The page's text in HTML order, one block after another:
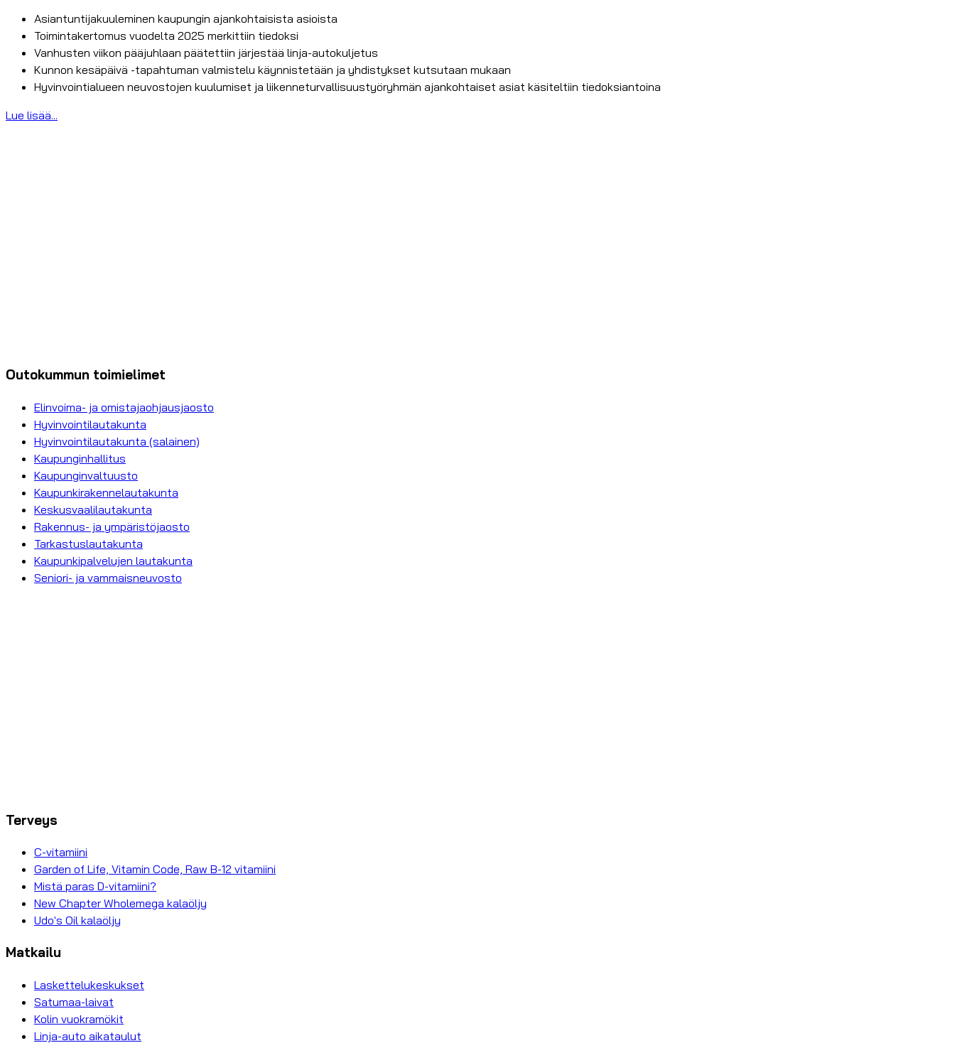
Asiantuntijakuuleminen kaupungin ajankohtaisista asioista
Toimintakertomus vuodelta 2025 merkittiin tiedoksi
Vanhusten viikon pääjuhlaan päätettiin järjestää linja-autokuljetus
Kunnon kesäpäivä -tapahtuman valmistelu käynnistetään ja yhdistykset kutsutaan mukaan
Hyvinvointialueen neuvostojen kuulumiset ja liikenneturvallisuustyöryhmän ajankohtaiset asiat käsiteltiin tiedoksiantoina
Lue lisää...
Outokummun toimielimet
Elinvoima- ja omistajaohjausjaosto
Hyvinvointilautakunta
Hyvinvointilautakunta (salainen)
Kaupunginhallitus
Kaupunginvaltuusto
Kaupunkirakennelautakunta
Keskusvaalilautakunta
Rakennus- ja ympäristöjaosto
Tarkastuslautakunta
Kaupunkipalvelujen lautakunta
Seniori- ja vammaisneuvosto
Terveys
C-vitamiini
Garden of Life, Vitamin Code, Raw B-12 vitamiini
Mistä paras D-vitamiini?
New Chapter Wholemega kalaöljy
Udo's Oil kalaöljy
Matkailu
Laskettelukeskukset
Satumaa-laivat
Kolin vuokramökit
Linja-auto aikataulut